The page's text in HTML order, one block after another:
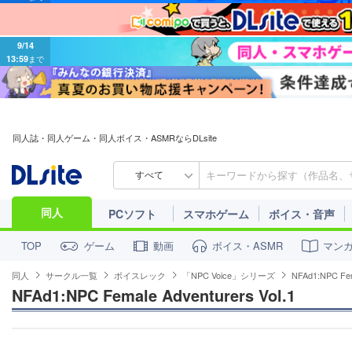
9/14
13:59 まで
同人誌・同人ゲーム・同人ボイス・ASMRならDLsite
すべて
同人 PCソフト スマホゲーム ボイス・音声
TOP ゲーム 動画 ボイス・ASMR マン
同人 サークル一覧 ボイスレック 「NPC Voice」シリーズ NFAd1:NPC
NFAd1:NPC Female Adventurers Vol.1